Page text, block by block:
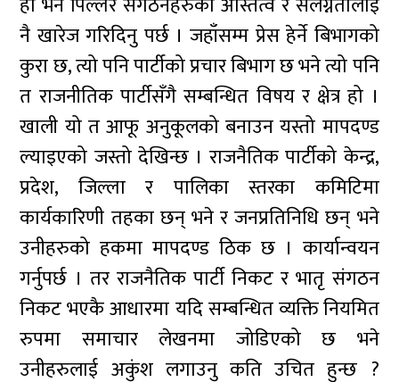
नै खारेज गरिदिनु पर्छ । जहाँसम्म प्रेस हेर्ने बिभागको
कुरा छ, त्यो पनि पार्टीको प्रचार बिभाग छ भने त्यो पनि
त राजनीतिक पार्टीसँगै सम्बन्धित विषय र क्षेत्र हो ।
खाली यो त आफू अनुकूलको बनाउन यस्तो मापदण्ड
ल्याइएको जस्तो देखिन्छ । राजनैतिक पार्टीको केन्द्र,
प्रदेश, जिल्ला र पालिका स्तरका कमिटिमा
कार्यकारिणी तहका छन् भने र जनप्रतिनिधि छन् भने
उनीहरुको हकमा मापदण्ड ठिक छ । कार्यान्वयन
गर्नुपर्छ । तर राजनैतिक पार्टी निकट र भातृ संगठन
निकट भएकै आधारमा यदि सम्बन्धित व्यक्ति नियमित
रुपमा समाचार लेखनमा जोडिएको छ भने
उनीहरुलाई अकुंश लगाउनु कति उचित हुन्छ ?